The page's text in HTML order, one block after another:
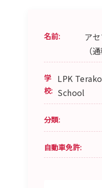
名前:
ア
（
学
校:
LPK
School
分類:
自動車免許: